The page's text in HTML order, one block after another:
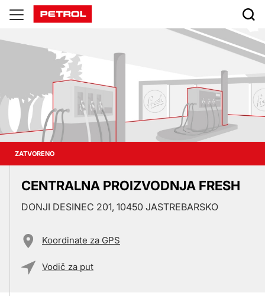
Prodajna
mjesta
ZATVORENO
CENTRALNA PROIZVODNJA FRESH
DONJI DESINEC 201, 10450 JASTREBARSKO
Koordinate za GPS
Vodič za put